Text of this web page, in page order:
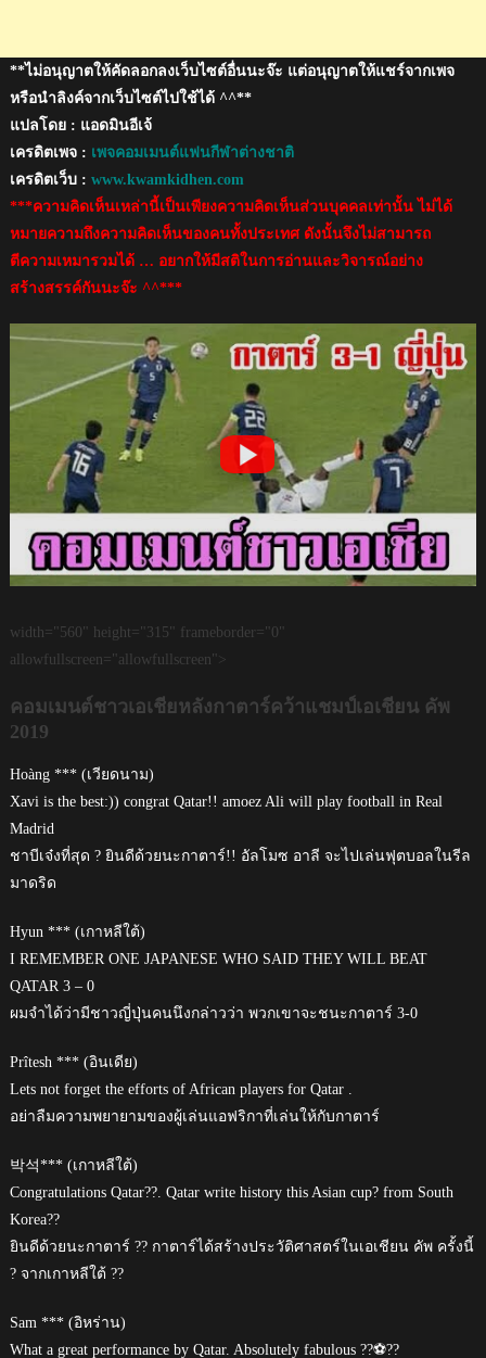
**ไม่อนุญาตให้คัดลอกลงเว็บไซต์อื่นนะจ๊ะ แต่อนุญาตให้แชร์จากเพจ
หรือนำลิงค์จากเว็บไซต์ไปใช้ได้ ^^**
แปลโดย : แอดมินอีเจ้
เครดิตเพจ : เพจคอมเมนต์แฟนกีฬาต่างชาติ
เครดิตเว็บ : www.kwamkidhen.com
***ความคิดเห็นเหล่านี้เป็นเพียงความคิดเห็นส่วนบุคคลเท่านั้น ไม่ได้
หมายความถึงความคิดเห็นของคนทั้งประเทศ ดังนั้นจึงไม่สามารถ
ตีความเหมารวมได้ … อยากให้มีสติในการอ่านและวิจารณ์อย่าง
สร้างสรรค์กันนะจ๊ะ ^^***
width="560" height="315" frameborder="0"
allowfullscreen="allowfullscreen">
คอมเมนต์ชาวเอเชียหลังกาตาร์คว้าแชมป์เอเชียน คัพ
2019
Hoàng *** (เวียดนาม)
Xavi is the best:)) congrat Qatar!! amoez Ali will play football in Real
Madrid
ชาบีเจ๋งที่สุด ? ยินดีด้วยนะกาตาร์!! อัลโมซ อาลี จะไปเล่นฟุตบอลในรีล
มาดริด
Hyun *** (เกาหลีใต้)
I REMEMBER ONE JAPANESE WHO SAID THEY WILL BEAT
QATAR 3 – 0
ผมจำได้ว่ามีชาวญี่ปุ่นคนนึงกล่าวว่า พวกเขาจะชนะกาตาร์ 3-0
Prîtesh *** (อินเดีย)
Lets not forget the efforts of African players for Qatar .
อย่าลืมความพยายามของผู้เล่นแอฟริกาที่เล่นให้กับกาตาร์
박석*** (เกาหลีใต้)
Congratulations Qatar??. Qatar write history this Asian cup? from South
Korea??
ยินดีด้วยนะกาตาร์ ?? กาตาร์ได้สร้างประวัติศาสตร์ในเอเชียน คัพ ครั้งนี้
? จากเกาหลีใต้ ??
Sam *** (อิหร่าน)
What a great performance by Qatar. Absolutely fabulous ??️⚽??